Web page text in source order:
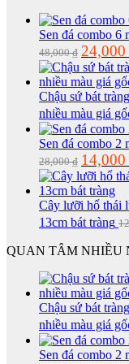
Sen đá combo 6
48,000₫ Giá
gốc
là:
48,000 ₫.
24,000
Chậu sứ bát
nhiều màu giá
Sen đá combo 2
28,000₫ Giá
gốc
là:
28,000 ₫.
14,000
Cây lưỡi hổ thái
13cm bát tràng
QUAN TÂM NHIỀU
Chậu sứ bát
nhiều màu giá
Sen đá combo 2